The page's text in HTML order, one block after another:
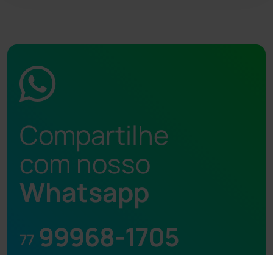
Compartilhe
com nosso
Whatsapp
77 99968-1705